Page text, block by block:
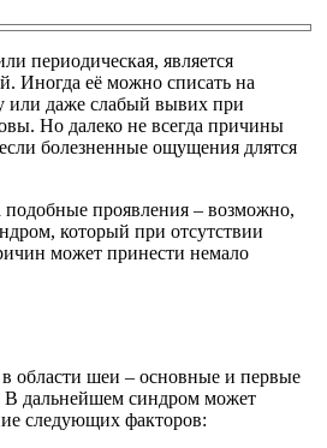
периодическая, является
Иногда её можно списать на
или даже слабый вывих при
Но далеко не всегда причины
болезненные ощущения длятся
проявления – возможно,
который при отсутствии
может принести немало
области шеи – основные и первые
дальнейшем синдром может
следующих факторов: